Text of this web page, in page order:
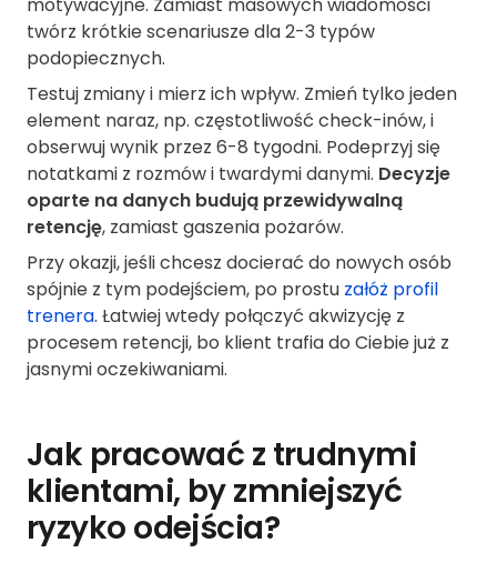
motywacyjne. Zamiast masowych wiadomości
twórz krótkie scenariusze dla 2-3 typów
podopiecznych.
Testuj zmiany i mierz ich wpływ. Zmień tylko jeden
element naraz, np. częstotliwość check-inów, i
obserwuj wynik przez 6-8 tygodni. Podeprzyj się
notatkami z rozmów i twardymi danymi. Decyzje
oparte na danych budują przewidywalną
retencję, zamiast gaszenia pożarów.
Przy okazji, jeśli chcesz docierać do nowych osób
spójnie z tym podejściem, po prostu załóż profil
trenera. Łatwiej wtedy połączyć akwizycję z
procesem retencji, bo klient trafia do Ciebie już z
jasnymi oczekiwaniami.
Jak pracować z trudnymi
klientami, by zmniejszyć
ryzyko odejścia?